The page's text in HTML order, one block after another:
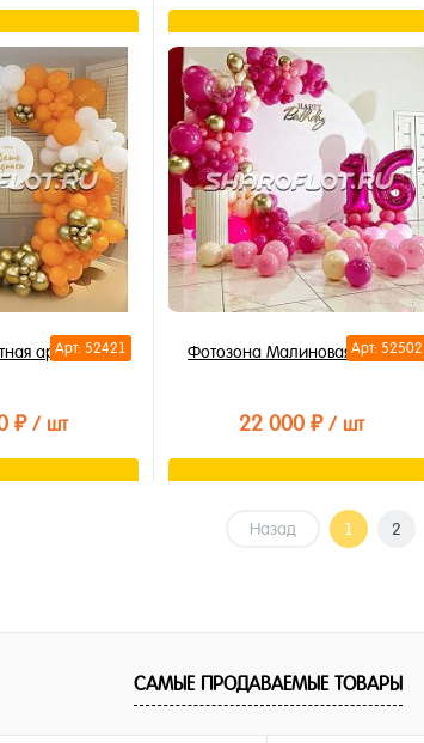
В корзину
Купить в 1 клик
В избранное
В наличии
Арт: 52421
арка
₽ / шт
Арт: 52502
Фотозона Малиновая радость
22 000 ₽ / шт
Назад 1 2
САМЫЕ ПРОДАВАЕМЫЕ ТОВАРЫ